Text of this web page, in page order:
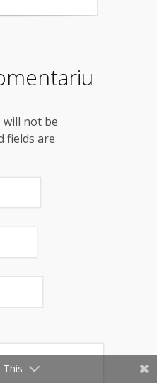
will not be
fields are
This